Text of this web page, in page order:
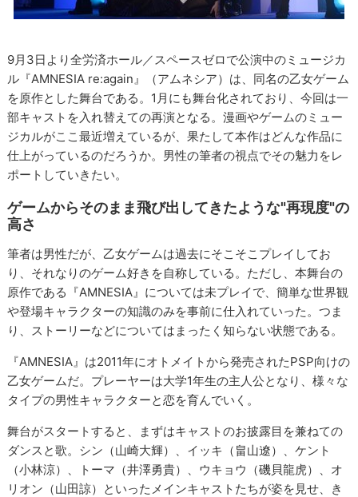
9月3日より全労済ホール／スペースゼロで公演中のミュージカ
ル『AMNESIA re:again』（アムネシア）は、同名の乙女ゲーム
を原作とした舞台である。1月にも舞台化されており、今回は一
部キャストを入れ替えての再演となる。漫画やゲームのミュー
ジカルがここ最近増えているが、果たして本作はどんな作品に
仕上がっているのだろうか。男性の筆者の視点でその魅力をレ
ポートしていきたい。
ゲームからそのまま飛び出してきたような"再現度"の
高さ
筆者は男性だが、乙女ゲームは過去にそこそこプレイしてお
り、それなりのゲーム好きを自称している。ただし、本舞台の
原作である『AMNESIA』については未プレイで、簡単な世界観
や登場キャラクターの知識のみを事前に仕入れていった。つま
り、ストーリーなどについてはまったく知らない状態である。
『AMNESIA』は2011年にオトメイトから発売されたPSP向けの
乙女ゲームだ。プレーヤーは大学1年生の主人公となり、様々な
タイプの男性キャラクターと恋を育んでいく。
舞台がスタートすると、まずはキャストのお披露目を兼ねての
ダンスと歌。シン（山崎大輝）、イッキ（畠山遼）、ケント
（小林涼）、トーマ（井澤勇貴）、ウキョウ（磯貝龍虎）、オ
リオン（山田諒）といったメインキャストたちが姿を見せ、き